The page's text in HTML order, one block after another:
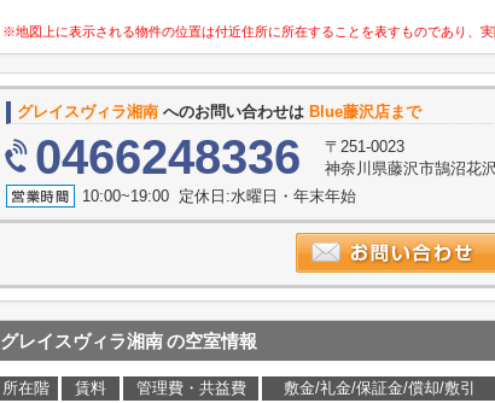
※地図上に表示される物件の位置は付近住所に所在することを表すものであり、
グレイスヴィラ湘南 へのお問い合わせは Blue藤沢店まで
0466248336
〒251-0023
神奈川県藤沢市鵠沼花
10:00~19:00 定休日:水曜日・年末年始
グレイスヴィラ湘南の空室情報
所在階 賃料 管理費・共益費 敷金/礼金/保証金/償却/敷引